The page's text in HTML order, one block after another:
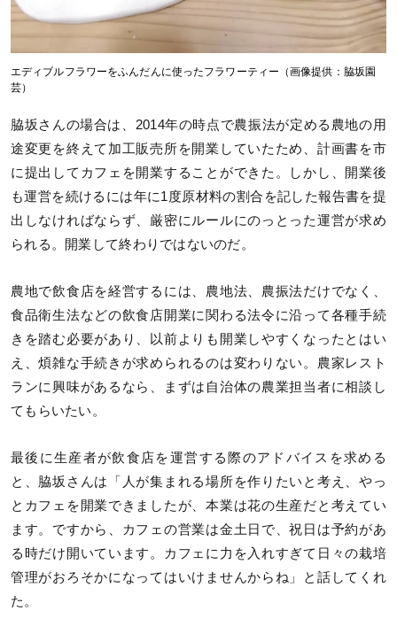
エディブルフラワーをふんだんに使ったフラワーティー（画像提供：脇坂園
芸）
脇坂さんの場合は、2014年の時点で農振法が定める農地の用
途変更を終えて加工販売所を開業していたため、計画書を市
に提出してカフェを開業することができた。しかし、開業後
も運営を続けるには年に1度原材料の割合を記した報告書を提
出しなければならず、厳密にルールにのっとった運営が求め
られる。開業して終わりではないのだ。
農地で飲食店を経営するには、農地法、農振法だけでなく、
食品衛生法などの飲食店開業に関わる法令に沿って各種手続
きを踏む必要があり、以前よりも開業しやすくなったとはい
え、煩雑な手続きが求められるのは変わりない。農家レスト
ランに興味があるなら、まずは自治体の農業担当者に相談し
てもらいたい。
最後に生産者が飲食店を運営する際のアドバイスを求める
と、脇坂さんは「人が集まれる場所を作りたいと考え、やっ
とカフェを開業できましたが、本業は花の生産だと考えてい
ます。ですから、カフェの営業は金土日で、祝日は予約があ
る時だけ開いています。カフェに力を入れすぎて日々の栽培
管理がおろそかになってはいけませんからね」と話してくれ
た。